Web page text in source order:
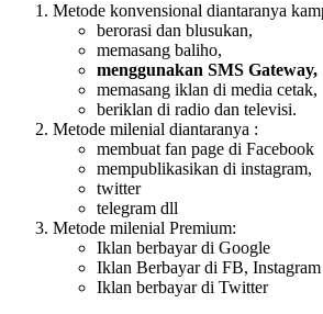
Metode konvensional diantaranya
berorasi dan blusukan,
memasang baliho,
menggunakan SMS Gateway,
memasang iklan di media cetak,
beriklan di radio dan televisi.
Metode milenial diantaranya :
membuat fan page di Facebook
mempublikasikan di instagram,
twitter
telegram dll
Metode milenial Premium:
Iklan berbayar di Google
Iklan Berbayar di FB, Instagram
Iklan berbayar di Twitter